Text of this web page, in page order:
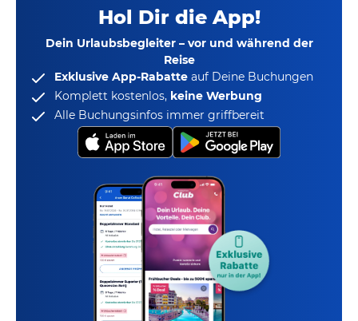
Hol Dir die App!
Dein Urlaubsbegleiter – vor und während der
Reise
Exklusive App-Rabatte auf Deine Buchungen
Komplett kostenlos, keine Werbung
Alle Buchungsinfos immer griffbereit